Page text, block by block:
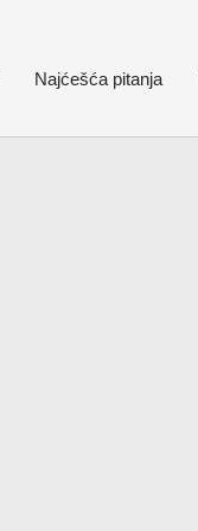
Najćešća pitanja